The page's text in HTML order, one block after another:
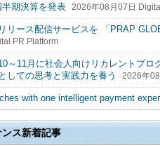
期決算を発表 2026年08月07日
リース配信サービスを 「PRAP
PR Platform
～11月に社会人向けリカレントプ
しての思考と実践力を養う
2026年
with one intelligent payment
ス新着記事